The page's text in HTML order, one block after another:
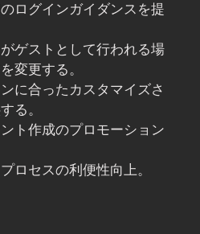
ログインガイダンスを提
ゲストとして行われる場
変更する。
に合ったカスタマイズさ
る。
ト作成のプロモーション
ロセスの利便性向上。